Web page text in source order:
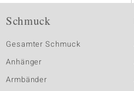
Schmuck
Gesamter Schmuck
Anhänger
Armbänder